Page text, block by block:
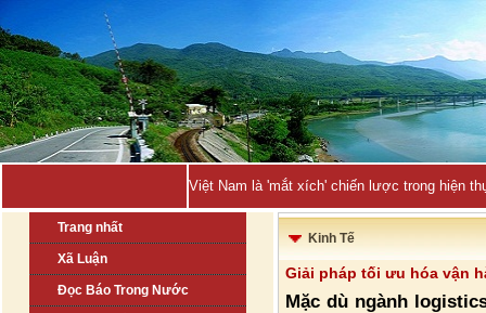
Việt Nam là 'mắt xích' chiến lược trong hiện
Trang nhất
Xã Luận
Đọc Báo Trong Nước
Kinh Tế
Giải pháp tối ưu hóa vận
Mặc dù ngành